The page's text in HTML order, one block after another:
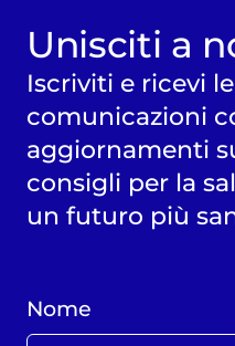
Unisciti a
Iscriviti e ricevi
comunicazioni
aggiornamenti
consigli per la
un futuro più
Nome